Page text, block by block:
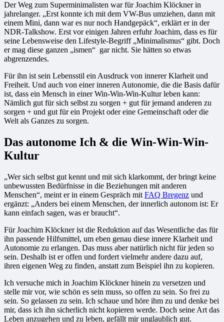
Der Weg zum Superminimalisten war für Joachim Klöckner in
jahrelanger. „Erst konnte ich mit dem VW-Bus umziehen, dann mit
einem Mini, dann war es nur noch Handgepäck“, erklärt er in der
NDR-Talkshow. Erst vor einigen Jahren erfuhr Joachim, dass es für
seine Lebensweise den Lifestyle-Begriff „Minimalismus“ gibt. Doch
er mag diese ganzen „ismen“ gar nicht. Sie hätten so etwas
abgrenzendes.
Für ihn ist sein Lebensstil ein Ausdruck von innerer Klarheit und
Freiheit. Und auch von einer inneren Autonomie, die die Basis dafür
ist, dass ein Mensch in einer Win-Win-Win-Kultur leben kann:
Nämlich gut für sich selbst zu sorgen + gut für jemand anderen zu
sorgen + und gut für ein Projekt oder eine Gemeinschaft oder die
Welt als Ganzes zu sorgen.
Das autonome Ich & die Win-Win-Win-
Kultur
„Wer sich selbst gut kennt und mit sich klarkommt, der bringt keine
unbewussten Bedürfnisse in die Beziehungen mit anderen
Menschen“, meint er in einem Gespräch mit FAQ Bregenz und
ergänzt: „Anders bei einem Menschen, der innerlich autonom ist: Er
kann einfach sagen, was er braucht“.
Für Joachim Klöckner ist die Reduktion auf das Wesentliche das für
ihn passende Hilfsmittel, um eben genau diese innere Klarheit und
Autonomie zu erlangen. Das muss aber natürlich nicht für jeden so
sein. Deshalb ist er offen und fordert vielmehr andere dazu auf,
ihren eigenen Weg zu finden, anstatt zum Beispiel ihn zu kopieren.
Ich versuche mich in Joachim Klöckner hinein zu versetzen und
stelle mir vor, wie schön es sein muss, so offen zu sein. So frei zu
sein. So gelassen zu sein. Ich schaue und höre ihm zu und denke bei
mir, dass ich ihn sicherlich nicht kopieren werde. Doch seine Art das
Leben anzugehen und zu leben, gefällt mir unglaublich gut.